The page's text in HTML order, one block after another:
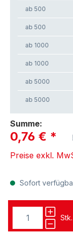
ab 500
ab 500
ab 1000
ab 1000
ab 5000
ab 5000
Summe:
0,76 € *
Preise exkl.
Sofort
Stk.